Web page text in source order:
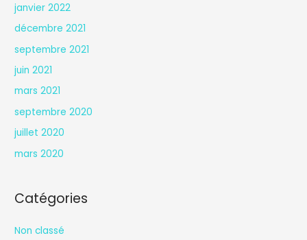
janvier 2022
décembre 2021
septembre 2021
juin 2021
mars 2021
septembre 2020
juillet 2020
mars 2020
Catégories
Non classé